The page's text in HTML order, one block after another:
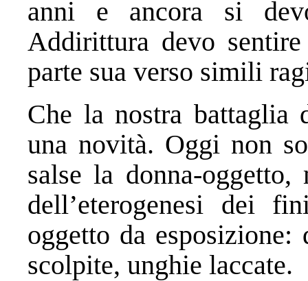
anni e ancora si
Addirittura devo
parte sua verso simili
Che la nostra battaglia
una novità. Oggi non
salse la donna-
dell’eterogenesi dei
oggetto da
scolpite, unghie laccate.